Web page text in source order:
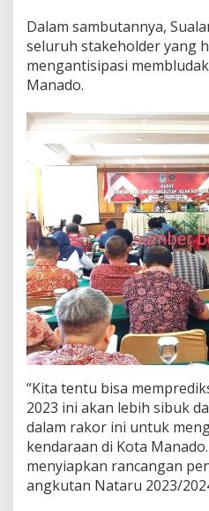
o
r
L
i
a
s
e
k
t
o
r
Dalam sambutannya,
seluruh stakeholder yang
mengantisipasi
Manado.
“Kita tentu bisa
2023 ini akan lebih sibuk
dalam rakor ini untuk
kendaraan di Kota
menyiapkan rancangan
angkutan Nataru 2023/